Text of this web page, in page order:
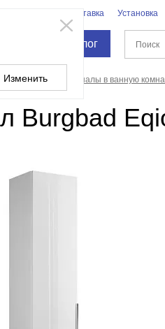
Изменить
Доставка Установка
Каталог
Шкафы пеналы в ванную
Burgbad